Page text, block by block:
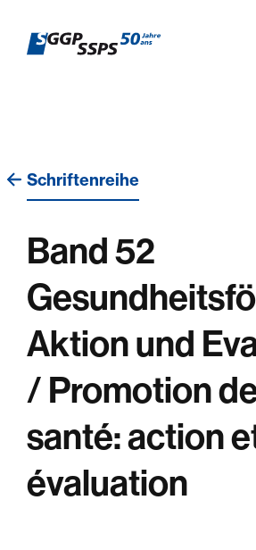
Schriftenreihe
Band 52
Aktion und
/ Promotion
santé: action
évaluation